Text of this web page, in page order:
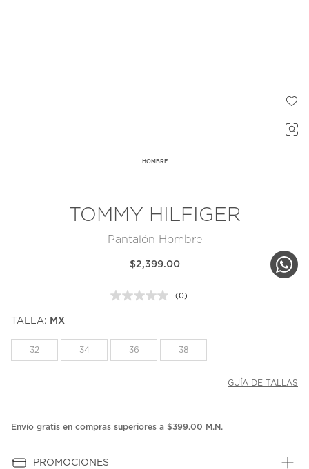
HOMBRE
TOMMY HILFIGER
Pantalón Hombre
$2,399.00
Sin
la
misma
(0)
TALLA: MX
32 34 36 38
GUÍA DE TALLAS
Envío gratis en compras superiores a $399.00 M.N.
PROMOCIONES